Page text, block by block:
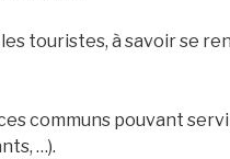
touristes, à savoir se
communs pouvant
…).